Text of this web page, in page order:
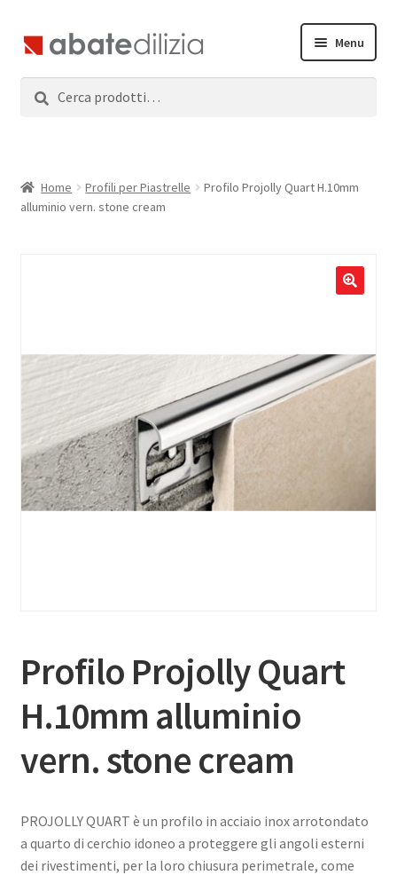
Vai
alla
navigazione
Vai
al
contenuto
Menu
child
Servizi
Registrati
Home Profili per Piastrelle
Profilo Projolly Quart H.10mm
alluminio vern. stone cream
Profilo Projolly Quart
H.10mm alluminio
vern. stone cream
PROJOLLY QUART è un profilo in acciaio inox arrotondato
a quarto di cerchio idoneo a proteggere gli angoli esterni
dei rivestimenti, per la loro chiusura perimetrale, come